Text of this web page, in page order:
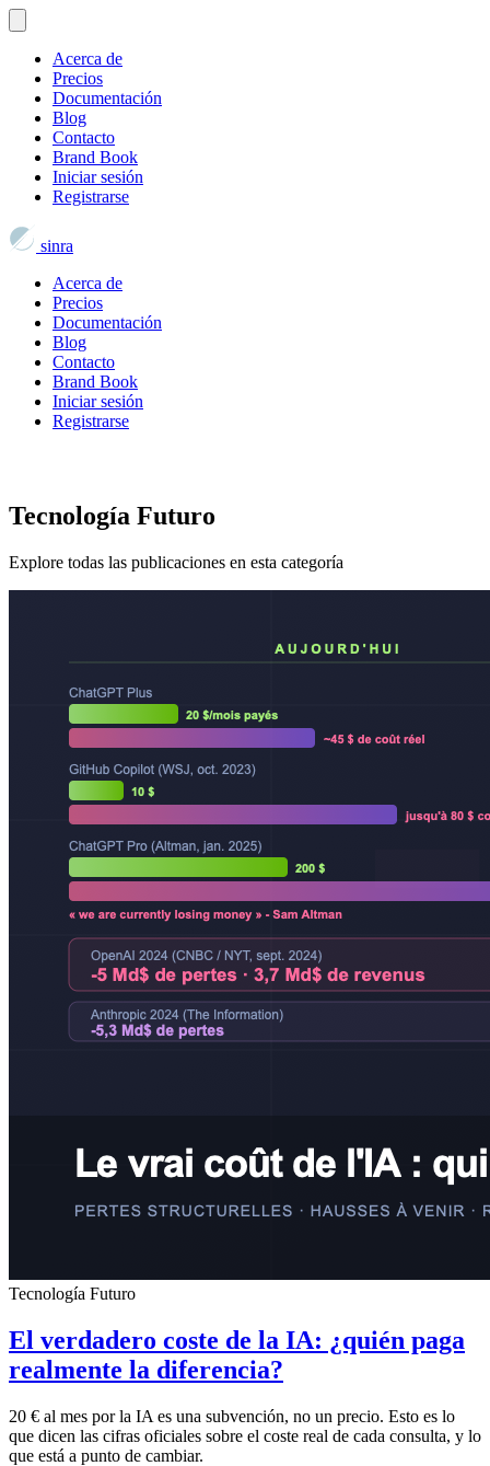
Acerca de
Precios
Documentación
Blog
Contacto
Brand Book
Iniciar sesión
Registrarse
sinra
Acerca de
Precios
Documentación
Blog
Contacto
Brand Book
Iniciar sesión
Registrarse
Tecnología Futuro
Explore todas las publicaciones en esta categoría
Tecnología Futuro
El verdadero coste de la IA: ¿quién paga
realmente la diferencia?
20 € al mes por la IA es una subvención, no un precio. Esto es lo
que dicen las cifras oficiales sobre el coste real de cada consulta, y lo
que está a punto de cambiar.